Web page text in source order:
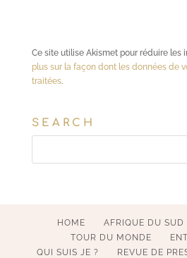
Ce site utilise Akismet pour réduire les
plus sur la façon dont les données de
traitées.
SEARCH
HOME AFRIQUE DU SUD
TOUR DU MONDE
QUI SUIS JE ?
REVUE DE